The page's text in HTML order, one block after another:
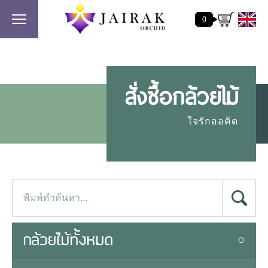
0
สั่งซื้อกล้วยไม้
ใจรักออคิด
กล้วยไม้ทั้งหมด